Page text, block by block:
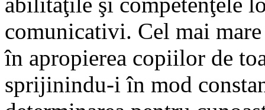
comunicativi. Cel mai
în apropierea copiilor de
sprijinindu-i în mod